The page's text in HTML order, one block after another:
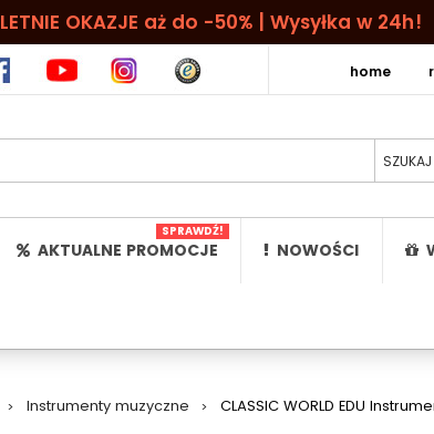
LETNIE OKAZJE aż do -50% | Wysyłka w 24h!
home
AKTUALNE PROMOCJE
SPRAWDŹ!
NOWOŚCI
> Instrumenty muzyczne > CLASSIC WORLD EDU